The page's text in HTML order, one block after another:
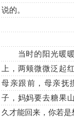
说的。
当时的阳光暖暖
上，两颊微微泛起
母亲跟前，母亲抚
子，妈妈要去糖果
久才能回来，你若